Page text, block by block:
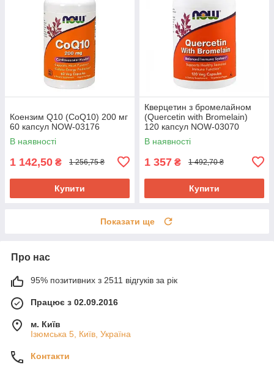
Коензим Q10 (CoQ10) 200 мг
60 капсул NOW-03176
В наявності
1 142,50 ₴ 1 256,75 ₴
Купити
Кверцетин з бромелайном
(Quercetin with Bromelain)
120 капсул NOW-03070
В наявності
1 357 ₴ 1 492,70 ₴
Купити
Показати ще
Про нас
95% позитивних з 2511 відгуків за рік
Працює з 02.09.2016
м. Київ
Ізюмська 5, Київ, Україна
Контакти